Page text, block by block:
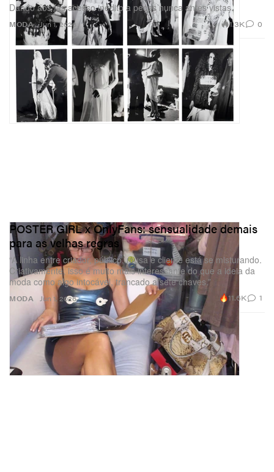
MODA
Dando aos fãs acesso inédito a peças nunca antes vistas.
Jun 1, 2026 1.3K 0
MODA
POSTER GIRL x OnlyFans: sensualidade demais
para as velhas regras
“A linha entre criador, público, musa e cliente está se misturando.
Criativamente, isso é muito mais interessante do que a ideia da
moda como algo intocável, trancado a sete chaves.”
Jun 1, 2026 11.6K 1